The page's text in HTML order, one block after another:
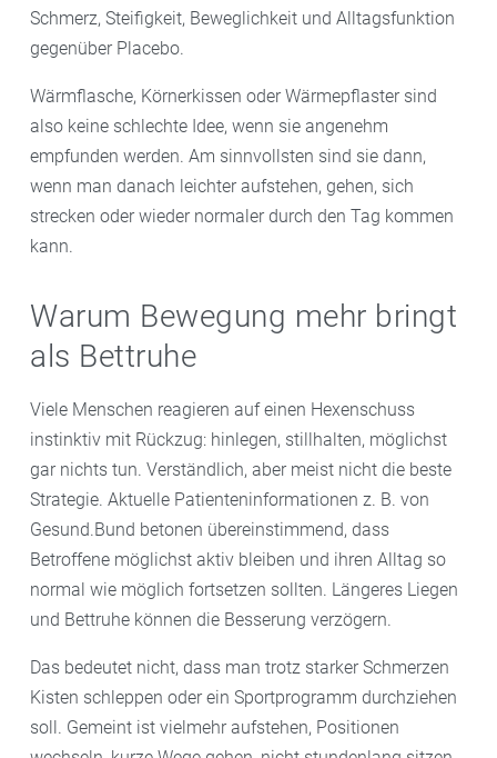
Schmerz, Steifigkeit, Beweglichkeit und Alltagsfunktion
gegenüber Placebo.
Wärmflasche, Körnerkissen oder Wärmepflaster sind
also keine schlechte Idee, wenn sie angenehm
empfunden werden. Am sinnvollsten sind sie dann,
wenn man danach leichter aufstehen, gehen, sich
strecken oder wieder normaler durch den Tag kommen
kann.
Warum Bewegung mehr bringt
als Bettruhe
Viele Menschen reagieren auf einen Hexenschuss
instinktiv mit Rückzug: hinlegen, stillhalten, möglichst
gar nichts tun. Verständlich, aber meist nicht die beste
Strategie. Aktuelle Patienteninformationen z. B. von
Gesund.Bund betonen übereinstimmend, dass
Betroffene möglichst aktiv bleiben und ihren Alltag so
normal wie möglich fortsetzen sollten. Längeres Liegen
und Bettruhe können die Besserung verzögern.
Das bedeutet nicht, dass man trotz starker Schmerzen
Kisten schleppen oder ein Sportprogramm durchziehen
soll. Gemeint ist vielmehr aufstehen, Positionen